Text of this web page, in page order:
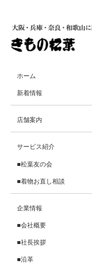
ホーム
新着情報
店舗案内
サービス紹介
■松葉友の会
■着物お直し相談
企業情報
■会社概要
■社長挨拶
■沿革